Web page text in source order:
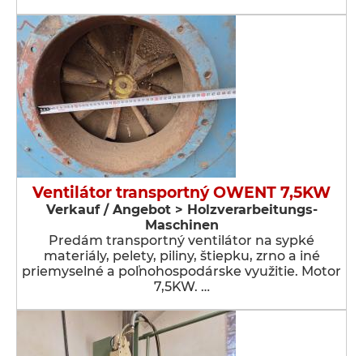
Ventilátor transportný OWENT 7,5KW
Verkauf / Angebot > Holzverarbeitungs-
Maschinen
Predám transportný ventilátor na sypké
materiály, pelety, piliny, štiepku, zrno a iné
priemyselné a poľnohospodárske využitie. Motor
7,5KW. …